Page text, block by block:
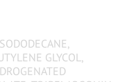
GLYCOL,